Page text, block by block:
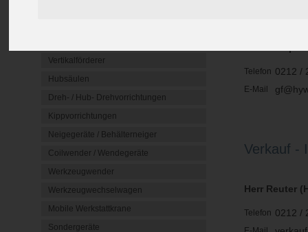
Vertikalförderer
Hubsäulen
Dreh- / Hub- Drehvorrichtungen
Kippvorrichtungen
Neigegeräte / Behälterneiger
Coilwender / Wendegeräte
Werkzeugwender
Werkzeugwechselwagen
Mobile Werkstattkrane
Sondergeräte
Telefon 0212 /
E-Mail
Verkauf -
Herr Reuter
Telefon 0212 /